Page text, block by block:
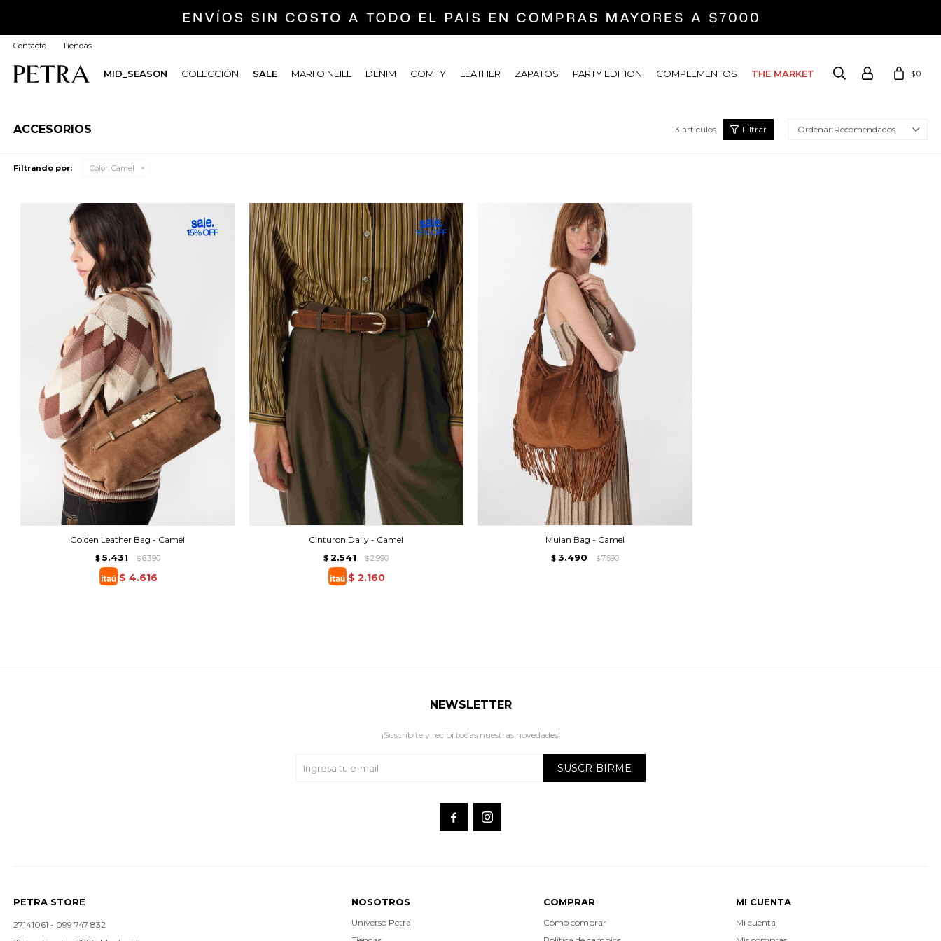
MID_SEASON COLECCIÓN SALE MARI O NEILL DENIM COMFY LEATHER ZAPATOS PARTY EDITION COMPLEMENTOS THE MARKET $0
Contacto Tiendas
ACCESORIOS 3 artículos Recomendados
Filtrando por: Color: Camel
Golden Leather Bag - Camel
$ 5.431 $ 6.390
$ 4.616
Cinturon Daily - Camel
$ 2.541 $ 2.990
$ 2.160
Mulan Bag - Camel
$ 3.490 $ 7.590
PETRA STORE
27141061 - 099 747 832
NOSOTROS
Universo Petra
COMPRAR
Cómo comprar
MI CUENTA
Mi cuenta
NEWSLETTER
¡Suscribite y recibí todas nuestras novedades!
SUSCRIBIRME
 